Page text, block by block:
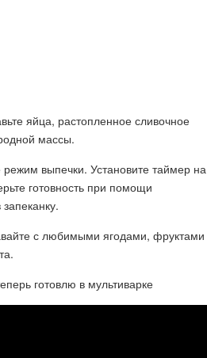
яйца, растопленное сливочное
массы.
выпечки. Установите таймер на
готовность при помощи
с любимыми ягодами, фруктами
готовлю в мультиварке